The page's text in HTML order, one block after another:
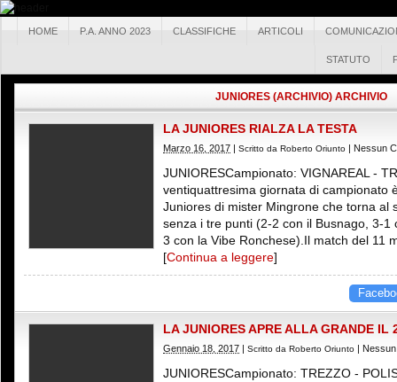
HOME P.A. ANNO 2023 CLASSIFICHE ARTICOLI
STATUTO
JUNIORES (ARCHIVIO) ARCHIVIO
LA JUNIORES RIALZA LA TESTA
Marzo 16, 2017 | Scritto da Roberto Oriunto | Nessun
JUNIORESCampionato: VIGNAREAL -
ventiquattresima giornata di campionato
Juniores di mister Mingrone che torna al
senza i tre punti (2-2 con il Busnago, 3-1
3 con la Vibe Ronchese).Il match del 11
[Continua a leggere]
LA JUNIORES APRE ALLA GRANDE IL
Gennaio 18, 2017 | Scritto da Roberto Oriunto |
JUNIORESCampionato: TREZZO -